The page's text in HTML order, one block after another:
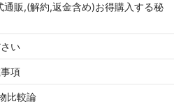
通販,(解約,返金含め)お得購入する秘
い
項
比較論